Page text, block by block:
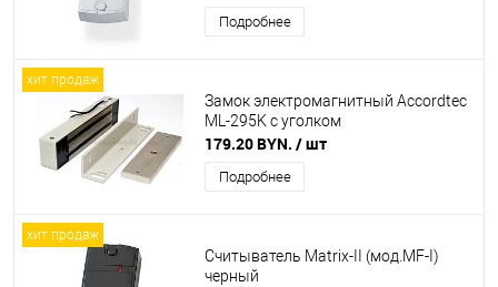
Подробнее
хит продаж
Замок электромагнитный Accordtec
ML-295K с уголком
179.20 BYN. / шт
Подробнее
хит продаж
Считыватель Matrix-II (мод.MF-I)
черный